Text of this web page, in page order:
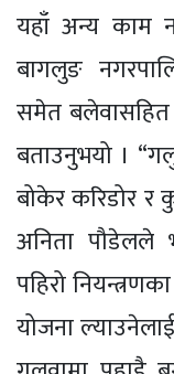
यहाँ अन्य काम
बागलुङ
समेत
बताउनुभयो ।
बोकेर करिडोर र
अनिता पौडेलले
पहिरो
योजना